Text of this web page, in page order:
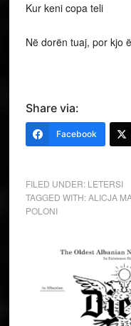
Kur keni copa teli
Në dorën tuaj, por kjo
Share via:
Facebook
FILED UNDER: LETERSI
TAGGED WITH:ALICJA
POLONI